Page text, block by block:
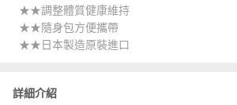
★★調整體質健康維持
★★隨身包方便攜帶
★★日本製造原裝進口
詳細介紹